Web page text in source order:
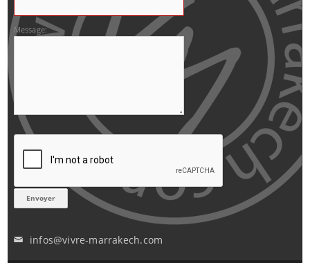
Message:
✉ infos@vivre-marrakech.com